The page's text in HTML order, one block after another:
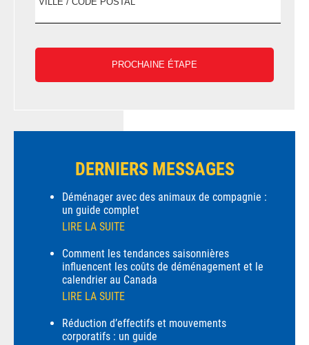
DERNIERS MESSAGES
Déménager avec des animaux de compagnie :
un guide complet
LIRE LA SUITE
Comment les tendances saisonnières
influencent les coûts de déménagement et le
calendrier au Canada
LIRE LA SUITE
Réduction d’effectifs et mouvements
corporatifs : un guide